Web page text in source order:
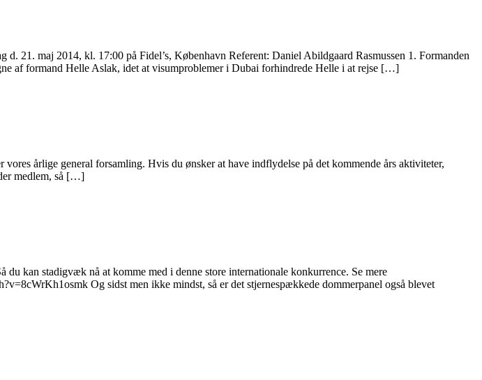
21. maj 2014, kl. 17:00 på Fidel’s, København Referent: Daniel Abildgaard Rasmussen 1. Formanden
af formand Helle Aslak, idet at visumproblemer i Dubai forhindrede Helle i at rejse […]
årlige general forsamling. Hvis du ønsker at have indflydelse på det kommende års aktiviteter,
medlem, så […]
kan stadigvæk nå at komme med i denne store internationale konkurrence. Se mere
Og sidst men ikke mindst, så er det stjernespækkede dommerpanel også blevet